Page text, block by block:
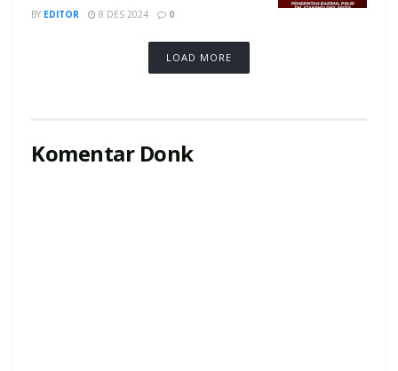
BY EDITOR 8 DES 2024 0
LOAD MORE
Komentar Donk